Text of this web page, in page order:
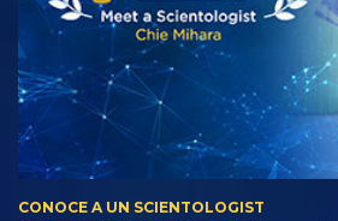
CONOCE A UN SCIENTOLOGIST